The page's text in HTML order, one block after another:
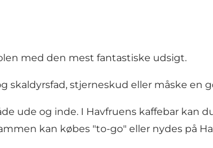
med den mest fantastiske udsigt.
stjerneskud eller måske en
ude og inde. I Havfruens kaffebar kan
kan købes "to-go" eller nydes på